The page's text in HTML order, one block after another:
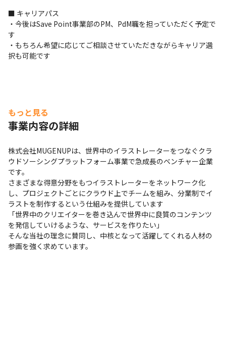
バーが多いです
・個人の自己実現は組織として最大の喜びであるという社
風があります
・自主的に課題を見つけ仕事を作り出す主体性を大事にし
・競合避止に抵触しない範囲であれば、副業を許可してい
ます
■ キャリアパス
・今後はSave Point事業部のPM、PdM職を担っていただく予定で
す
・もちろん希望に応じてご相談させていただきながらキャリア選
択も可能です
もっと見る
事業内容の詳細
株式会社MUGENUPは、世界中のイラストレーターをつなぐクラ
ウドソーシングプラットフォーム事業で急成長のベンチャー企業
です。
さまざまな得意分野をもつイラストレーターをネットワーク化
し、プロジェクトごとにクラウド上でチームを組み、分業制でイ
ラストを制作するという仕組みを提供しています
「世界中のクリエイターを巻き込んで世界中に良質のコンテンツ
を発信していけるような、サービスを作りたい」
そんな当社の理念に賛同し、中核となって活躍してくれる人材の
参画を強く求めています。